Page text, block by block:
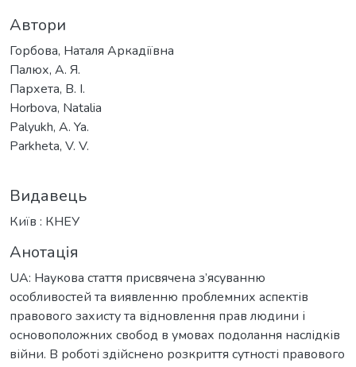
Автори
Горбова, Наталя Аркадіївна
Палюх, А. Я.
Пархета, В. І.
Horbova, Natalia
Palyukh, A. Ya.
Parkheta, V. V.
Видавець
Київ : КНЕУ
Анотація
UA: Наукова стаття присвячена з’ясуванню
особливостей та виявленню проблемних аспектів
правового захисту та відновлення прав людини і
основоположних свобод в умовах подолання наслідків
війни. В роботі здійснено розкриття сутності правового